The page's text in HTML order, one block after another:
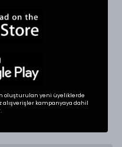
oluşturulan yeni üyeliklerde
kampanyaya dahil